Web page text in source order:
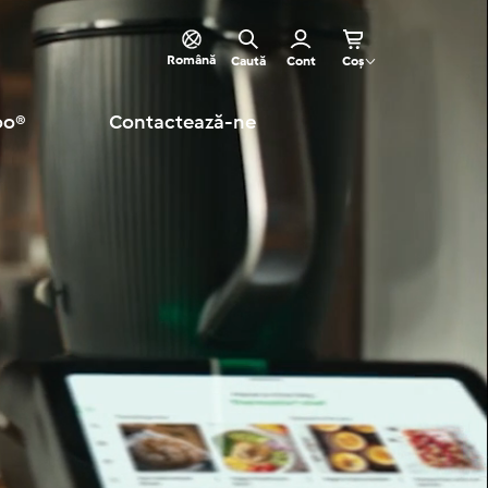
Română Caută Cont Coș
Contactează-ne